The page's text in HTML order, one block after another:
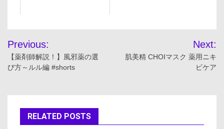
投
稿
ゲ
Previous:
【薬剤師解説！】風邪薬の選
び方～ルル編 #shorts
Next:
肌美精 CHOIマスク 薬用ニキ
ビケア
RELATED POSTS